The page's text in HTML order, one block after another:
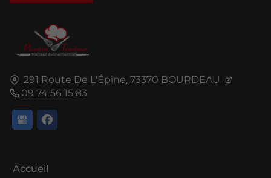
291 Route De L'Épine, 73370 BOURDEAU
09 74 56 15 83
Accueil